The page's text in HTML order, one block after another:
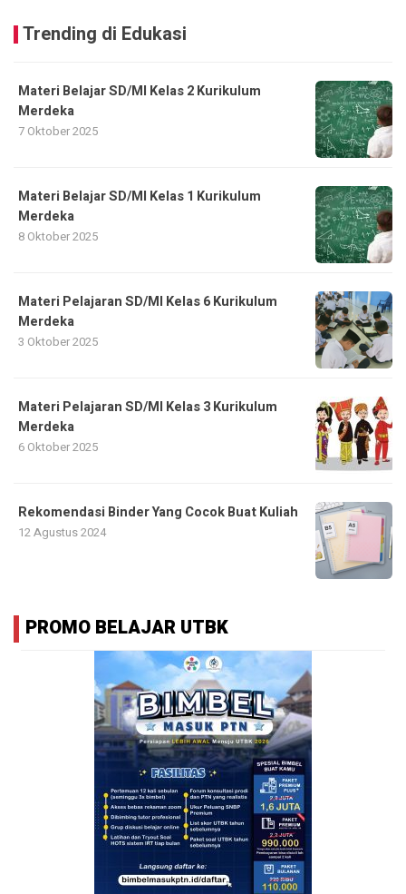
Trending di Edukasi
Materi Belajar SD/MI Kelas 2 Kurikulum
Merdeka
7 Oktober 2025
Materi Belajar SD/MI Kelas 1 Kurikulum
Merdeka
8 Oktober 2025
Materi Pelajaran SD/MI Kelas 6 Kurikulum
Merdeka
3 Oktober 2025
Materi Pelajaran SD/MI Kelas 3 Kurikulum
Merdeka
6 Oktober 2025
Rekomendasi Binder Yang Cocok Buat Kuliah
12 Agustus 2024
PROMO BELAJAR UTBK